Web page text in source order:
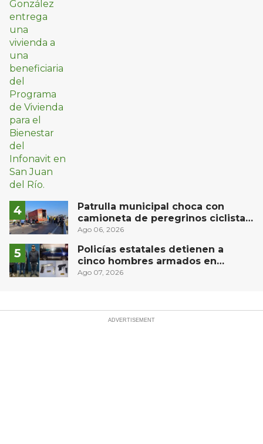
Patrulla municipal choca con
camioneta de peregrinos ciclistas
en la autopista México-Querétaro
Ago 06, 2026
Policías estatales detienen a
cinco hombres armados en
Puebla capital
Ago 07, 2026